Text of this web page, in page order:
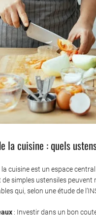
la cuisine : quels
cuisine est un espace
simples ustensiles
qui, selon une étude de
: Investir dans un bon